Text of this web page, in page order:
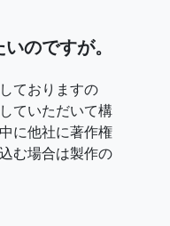
のですが。
ておりますの
ていただいて構
に他社に著作権
む場合は製作の